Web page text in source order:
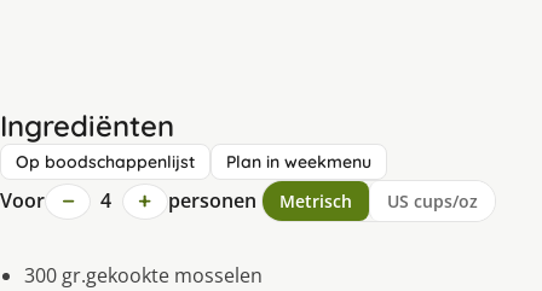
Ingrediënten
Op boodschappenlijst Plan in weekmenu
Voor − 4 + personen Metrisch US cups/oz
300 gr.gekookte mosselen